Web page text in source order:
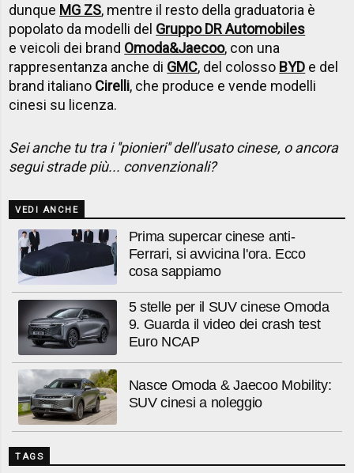
dunque MG ZS, mentre il resto della graduatoria è
popolato da modelli del Gruppo DR Automobiles
e veicoli dei brand Omoda&Jaecoo, con una
rappresentanza anche di GMC, del colosso BYD e del
brand italiano Cirelli, che produce e vende modelli
cinesi su licenza.
Sei anche tu tra i ''pionieri'' dell'usato cinese, o ancora
segui strade più... convenzionali?
VEDI ANCHE
Prima supercar cinese anti-
Ferrari, si avvicina l'ora. Ecco
cosa sappiamo
5 stelle per il SUV cinese Omoda
9. Guarda il video dei crash test
Euro NCAP
Nasce Omoda & Jaecoo Mobility:
SUV cinesi a noleggio
TAGS